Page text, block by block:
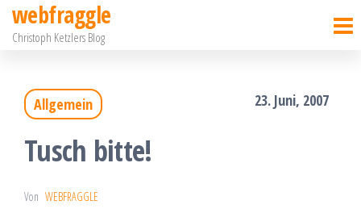
Zum
Inhalt
webfraggle
Christoph Ketzlers Blog
Allgemein 23. Juni, 2007
Tusch bitte!
Von WEBFRAGGLE